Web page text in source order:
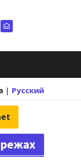
| Русский